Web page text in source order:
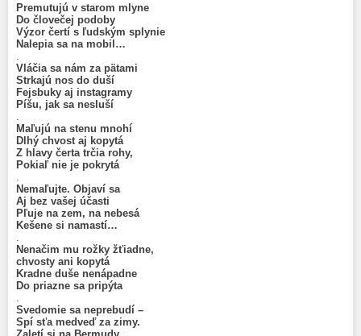
Premutujú v starom mlyne
Do človečej podoby
Výzor čertí s ľudským splynie
Nalepia sa na mobil…
Vláčia sa nám za pätami
Strkajú nos do duší
Fejsbuky aj instagramy
Píšu, jak sa nesluší
Maľujú na stenu mnohí
Dlhý chvost aj kopytá
Z hlavy čerta trčia rohy,
Pokiaľ nie je pokrytá
Nemaľujte. Objaví sa
Aj bez vašej účasti
Pľuje na zem, na nebesá
Kešene si namastí…
Nenačim mu rožky žťiadne,
chvosty ani kopytá
Kradne duše nenápadne
Do priazne sa pripýta
Svedomie sa neprebudí –
Spí sťa medveď za zimy.